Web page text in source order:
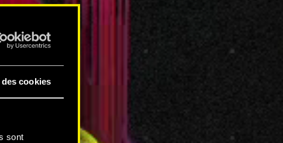
cookies
sont